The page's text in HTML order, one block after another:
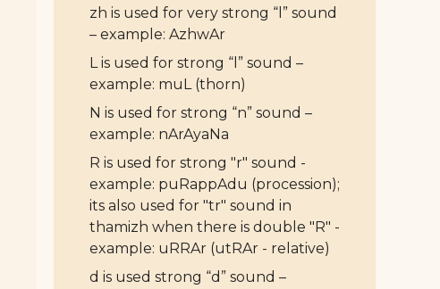
zh is used for very strong “l” sound
– example: AzhwAr
L is used for strong “l” sound –
example: muL (thorn)
N is used for strong “n” sound –
example: nArAyaNa
R is used for strong "r" sound -
example: puRappAdu (procession);
its also used for "tr" sound in
thamizh when there is double "R" -
example: uRRAr (utRAr - relative)
d is used strong “d” sound –